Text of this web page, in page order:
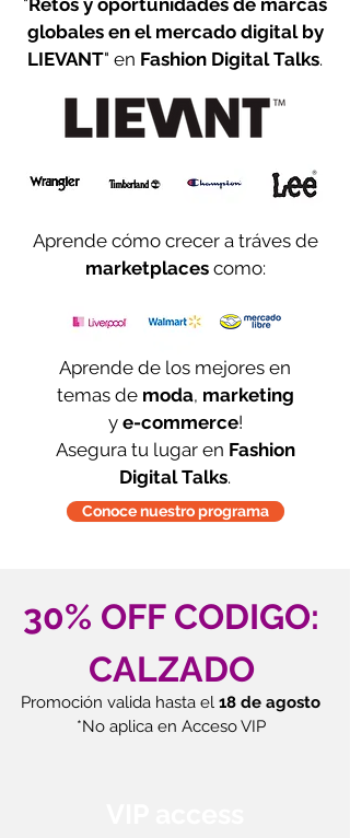
"Retos y oportunidades de marcas
globales en el mercado digital by
LIEVANT" en Fashion Digital Talks.
Aprende cómo crecer a tráves de
marketplacescomo:
Aprende de los mejores en
temas de moda, marketing
y e-commerce!
Asegura tu lugar en Fashion
Digital Talks.
Conoce nuestro programa
30% OFF CODIGO:
CALZADO
Promoción valida hasta el 18 de agosto
*No aplica en Acceso VIP